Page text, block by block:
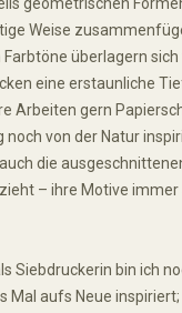
Weise
überlagern
eine erstaunliche
Arbeiten gern
von der Natur
die
– ihre Motive
Siebdruckerin bin ich
Mal aufs Neue